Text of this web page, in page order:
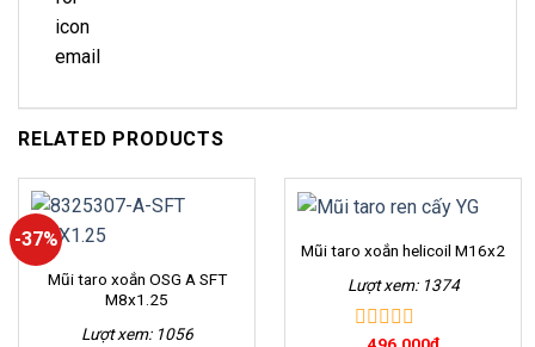
RELATED PRODUCTS
-37%
Mũi taro xoắn OSG A SFT
M8x1.25
Lượt xem: 1056
Mũi taro xoắn helicoil M16x2
Lượt xem: 1374